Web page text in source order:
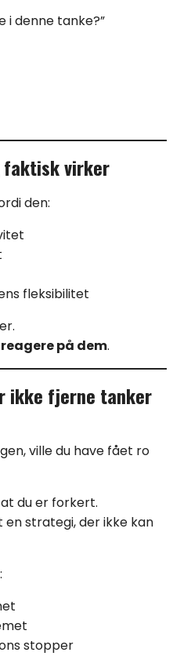
i denne tanke?”
faktisk virker
den:
fleksibilitet
på dem.
ikke fjerne tanker
ville du have fået ro
du er forkert.
strategi, der ikke kan
stopper